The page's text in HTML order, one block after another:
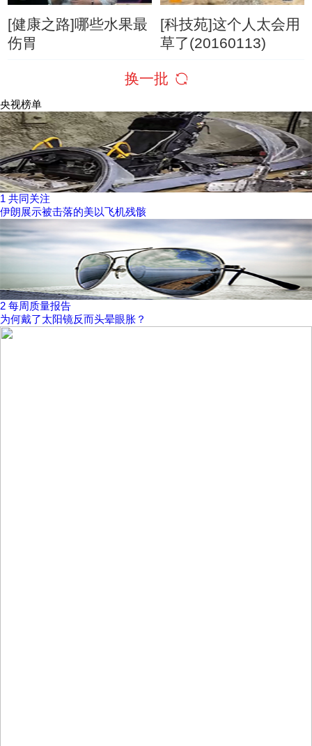
[健康之路]哪些水果最
伤胃
[科技苑]这个人太会用
草了(20160113)
换一批
央视榜单
1 共同关注
伊朗展示被击落的美以飞机残骸
2 每周质量报告
为何戴了太阳镜反而头晕眼胀？